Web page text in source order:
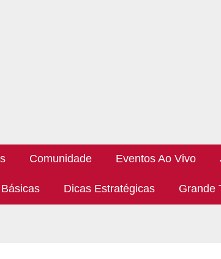
Comunidade Eventos Ao Vivo
Dicas Estratégicas Grande